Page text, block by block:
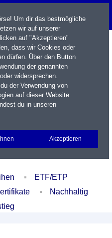
Portfolio Login
ETF/ETP
Nachhaltig
Um dir das bestmögliche
wir auf unserer
auf "Akzeptieren"
dass wir Cookies oder
dürfen. Über den Button
der genannten
widersprechen.
der Verwendung von
auf dieser Website
du in unseren
Akzeptieren